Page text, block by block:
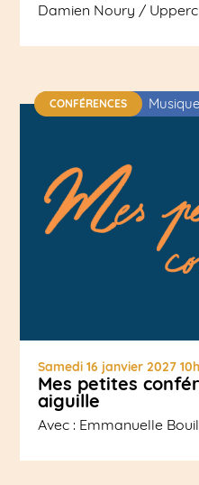
Damien Noury /
Samedi 16 janvier 2027
Mes petites
aiguille
Avec : Emmanuelle
CONFÉRENCES Musique